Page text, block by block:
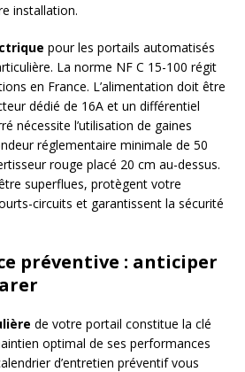
installation.
pour les portails automatisés
La norme NF C 15-100 régit
en France. L’alimentation doit être
dédié de 16A et un différentiel
nécessite l’utilisation de gaines
réglementaire minimale de 50
rouge placé 20 cm au-dessus.
superflues, protègent votre
circuits et garantissent la sécurité
préventive : anticiper
de votre portail constitue la clé
optimal de ses performances
d’entretien préventif vous